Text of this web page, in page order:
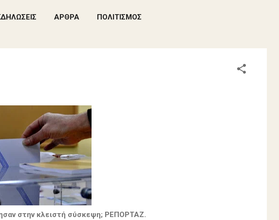
ΑΡΘΡΑ ΠΟΛΙΤΙΣΜΟΣ
στην κλειστή σύσκεψη; ΡΕΠΟΡΤΑΖ.